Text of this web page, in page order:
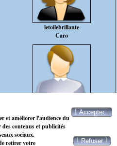
et améliorer l'audience du
contenus et publicités
sociaux.
retirer votre
Accepter
Refuser
letoilebrillante
Caro
Erquy